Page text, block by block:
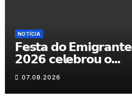
NOTÍCIA
𝗙𝗲𝘀𝘁𝗮 𝗱𝗼 𝗘𝗺𝗶𝗴𝗿𝗮𝗻𝘁𝗲
𝟮𝟬𝟮𝟲 𝗰𝗲𝗹𝗲𝗯𝗿𝗼𝘂 𝗼
𝗿𝗲𝗲𝗻𝗰𝗼𝗻𝘁𝗿𝗼 𝗲 𝗼𝘀
𝗹𝗮𝗰̧𝗼𝘀 𝗾𝘂𝗲 𝘂𝗻𝗲𝗺
𝗠𝘂𝗿𝗰̧𝗮
07.08.2026